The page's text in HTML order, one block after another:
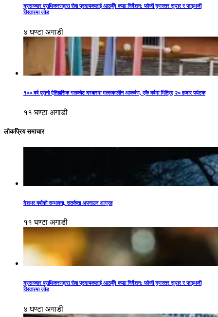
दूरसञ्चार प्राधिकरणद्वारा सेवा प्रदायकलाई आठबुँदे कडा निर्देशन: फोजी गुणस्तर सुधार र फाइभजी
विस्तारमा जोड
४ घण्टा अगाडी
१०० वर्ष पुरानो ऐतिहासिक गलकोट दरबारमा मल्लकालीन आकर्षण, एकै वर्षमा भित्रिए २० हजार पर्यटक
११ घण्टा अगाडी
लोकप्रिय समाचार
देशभर वर्षाको सम्भावना, सतर्कता अपनाउन आग्रह
११ घण्टा अगाडी
दूरसञ्चार प्राधिकरणद्वारा सेवा प्रदायकलाई आठबुँदे कडा निर्देशन: फोजी गुणस्तर सुधार र फाइभजी
विस्तारमा जोड
४ घण्टा अगाडी